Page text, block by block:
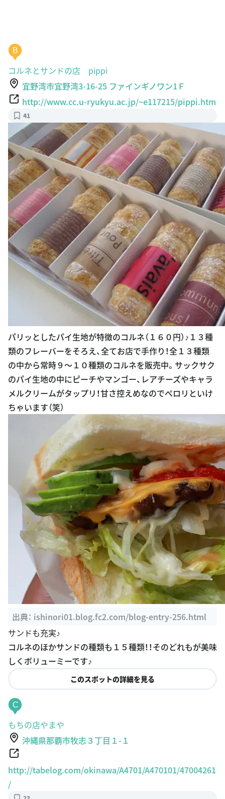
B
コルネとサンドの店 pippi
宜野湾市宜野湾3-16-25 ファインギノワン1Ｆ
http://www.cc.u-ryukyu.ac.jp/~e117215/pippi.htm
41
パリッとしたパイ生地が特徴のコルネ（１６０円）♪１３種
類のフレーバーをそろえ、全てお店で手作り！全１３種類
の中から常時９〜１０種類のコルネを販売中。サックサク
のパイ生地の中にピーチやマンゴー、レアチーズやキャラ
メルクリームがタップリ！甘さ控えめなのでぺロリといけ
ちゃいます（笑）
出典： ishinori01.blog.fc2.com/blog-entry-256.html
サンドも充実♪
コルネのほかサンドの種類も１５種類！！そのどれもが美味
しくボリューミーです♪
このスポットの詳細を見る
C
もちの店やまや
沖縄県那覇市牧志３丁目１-１
http://tabelog.com/okinawa/A4701/A470101/47004261
/